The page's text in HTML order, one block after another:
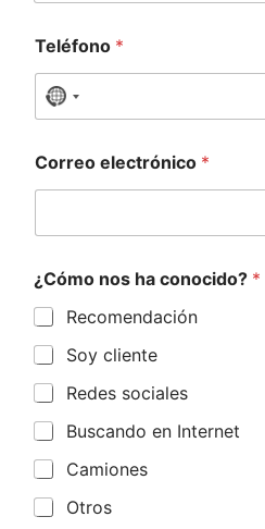
Teléfono *
N
o
c
n
r
y
e
l
c
t
d
Correo electrónico *
¿Cómo nos ha conocido? *
Recomendación
Soy cliente
Redes sociales
Buscando en Internet
Camiones
Otros